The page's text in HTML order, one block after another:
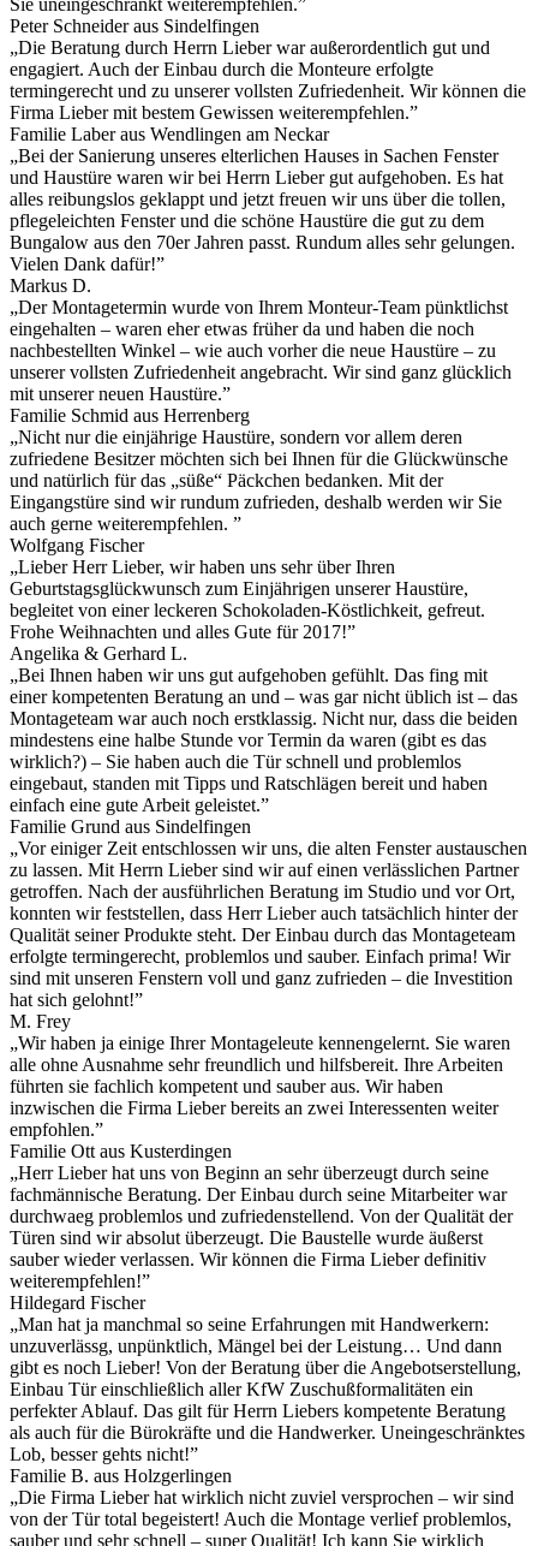
Sie uneingeschränkt weiterempfehlen.”
Peter Schneider aus Sindelfingen
„Die Beratung durch Herrn Lieber war außerordentlich gut und
engagiert. Auch der Einbau durch die Monteure erfolgte
termingerecht und zu unserer vollsten Zufriedenheit. Wir können die
Firma Lieber mit bestem Gewissen weiterempfehlen.”
Familie Laber aus Wendlingen am Neckar
„Bei der Sanierung unseres elterlichen Hauses in Sachen Fenster
und Haustüre waren wir bei Herrn Lieber gut aufgehoben. Es hat
alles reibungslos geklappt und jetzt freuen wir uns über die tollen,
pflegeleichten Fenster und die schöne Haustüre die gut zu dem
Bungalow aus den 70er Jahren passt. Rundum alles sehr gelungen.
Vielen Dank dafür!”
Markus D.
„Der Montagetermin wurde von Ihrem Monteur-Team pünktlichst
eingehalten – waren eher etwas früher da und haben die noch
nachbestellten Winkel – wie auch vorher die neue Haustüre – zu
unserer vollsten Zufriedenheit angebracht. Wir sind ganz glücklich
mit unserer neuen Haustüre.”
Familie Schmid aus Herrenberg
„Nicht nur die einjährige Haustüre, sondern vor allem deren
zufriedene Besitzer möchten sich bei Ihnen für die Glückwünsche
und natürlich für das „süße“ Päckchen bedanken. Mit der
Eingangstüre sind wir rundum zufrieden, deshalb werden wir Sie
auch gerne weiterempfehlen. ”
Wolfgang Fischer
„Lieber Herr Lieber, wir haben uns sehr über Ihren
Geburtstagsglückwunsch zum Einjährigen unserer Haustüre,
begleitet von einer leckeren Schokoladen-Köstlichkeit, gefreut.
Frohe Weihnachten und alles Gute für 2017!”
Angelika & Gerhard L.
„Bei Ihnen haben wir uns gut aufgehoben gefühlt. Das fing mit
einer kompetenten Beratung an und – was gar nicht üblich ist – das
Montageteam war auch noch erstklassig. Nicht nur, dass die beiden
mindestens eine halbe Stunde vor Termin da waren (gibt es das
wirklich?) – Sie haben auch die Tür schnell und problemlos
eingebaut, standen mit Tipps und Ratschlägen bereit und haben
einfach eine gute Arbeit geleistet.”
Familie Grund aus Sindelfingen
„Vor einiger Zeit entschlossen wir uns, die alten Fenster austauschen
zu lassen. Mit Herrn Lieber sind wir auf einen verlässlichen Partner
getroffen. Nach der ausführlichen Beratung im Studio und vor Ort,
konnten wir feststellen, dass Herr Lieber auch tatsächlich hinter der
Qualität seiner Produkte steht. Der Einbau durch das Montageteam
erfolgte termingerecht, problemlos und sauber. Einfach prima! Wir
sind mit unseren Fenstern voll und ganz zufrieden – die Investition
hat sich gelohnt!”
M. Frey
„Wir haben ja einige Ihrer Montageleute kennengelernt. Sie waren
alle ohne Ausnahme sehr freundlich und hilfsbereit. Ihre Arbeiten
führten sie fachlich kompetent und sauber aus. Wir haben
inzwischen die Firma Lieber bereits an zwei Interessenten weiter
empfohlen.”
Familie Ott aus Kusterdingen
„Herr Lieber hat uns von Beginn an sehr überzeugt durch seine
fachmännische Beratung. Der Einbau durch seine Mitarbeiter war
durchwaeg problemlos und zufriedenstellend. Von der Qualität der
Türen sind wir absolut überzeugt. Die Baustelle wurde äußerst
sauber wieder verlassen. Wir können die Firma Lieber definitiv
weiterempfehlen!”
Hildegard Fischer
„Man hat ja manchmal so seine Erfahrungen mit Handwerkern:
unzuverlässg, unpünktlich, Mängel bei der Leistung… Und dann
gibt es noch Lieber! Von der Beratung über die Angebotserstellung,
Einbau Tür einschließlich aller KfW Zuschußformalitäten ein
perfekter Ablauf. Das gilt für Herrn Liebers kompetente Beratung
als auch für die Bürokräfte und die Handwerker. Uneingeschränktes
Lob, besser gehts nicht!”
Familie B. aus Holzgerlingen
„Die Firma Lieber hat wirklich nicht zuviel versprochen – wir sind
von der Tür total begeistert! Auch die Montage verlief problemlos,
sauber und sehr schnell – super Qualität! Ich kann Sie wirklich